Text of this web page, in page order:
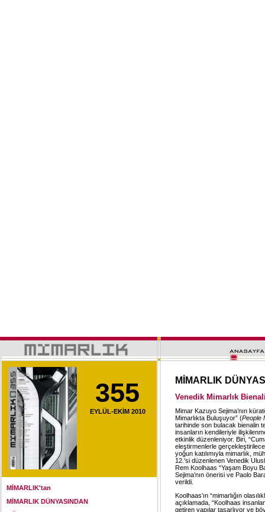
355
EYLÜL-EKİM 2010
MİMARLIK'tan
MİMARLIK DÜNYASINDAN
MİMARLIK
Venedik Mimarlık
Mimar Kazuyo Sejima’nın
Mimarlıkta Buluşuyor” (People
tarihinde son bulacak bienalin
insanların kendileriyle
etkinlik düzenleniyor. Biri,
eleştirmenlerle
yoğun katılımıyla mimarlık,
12.'si düzenlenen Venedik
Rem Koolhaas “Yaşam Boyu
Sejima’nın önerisi ve Paolo
verildi.
Koolhaas’ın “mimarlığın
açıklamada, “Koolhaas
getiren yapılar tasarlıyor ve